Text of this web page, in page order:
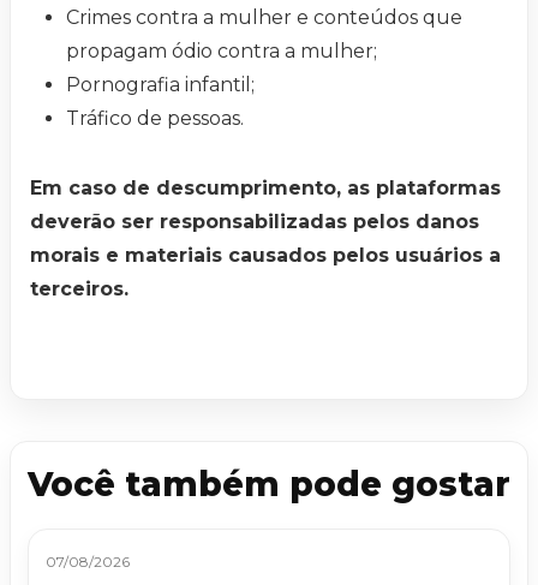
Crimes contra a mulher e conteúdos que
propagam ódio contra a mulher;
Pornografia infantil;
Tráfico de pessoas.
Em caso de descumprimento, as plataformas
deverão ser responsabilizadas pelos danos
morais e materiais causados pelos usuários a
terceiros.
Você também pode gostar
07/08/2026